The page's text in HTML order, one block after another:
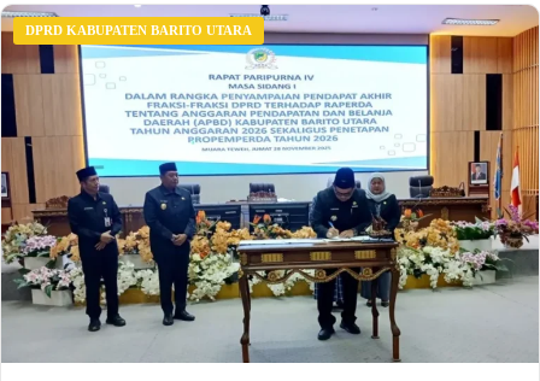
DPRD KABUPATEN BARITO UTARA